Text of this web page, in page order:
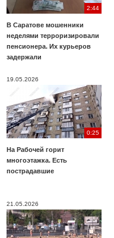
2:44
В Саратове мошенники
неделями терроризировали
пенсионера. Их курьеров
задержали
19.05.2026
0:25
На Рабочей горит
многоэтажка. Есть
пострадавшие
21.05.2026